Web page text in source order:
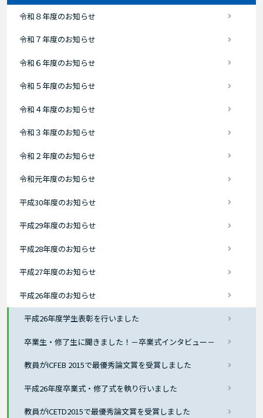
令和８年度のお知らせ
令和７年度のお知らせ
令和６年度のお知らせ
令和５年度のお知らせ
令和４年度のお知らせ
令和３年度のお知らせ
令和２年度のお知らせ
令和元年度のお知らせ
平成30年度のお知らせ
平成29年度のお知らせ
平成28年度のお知らせ
平成27年度のお知らせ
平成26年度のお知らせ
平成26年度学生表彰を行いました
卒業生・修了生に聞きました！－卒業式インタビュー－
教員がICFEB 2015で最優秀論文賞を受賞しました
平成26年度卒業式・修了式を執り行いました
教員がICETD2015で最優秀論文賞を受賞しました